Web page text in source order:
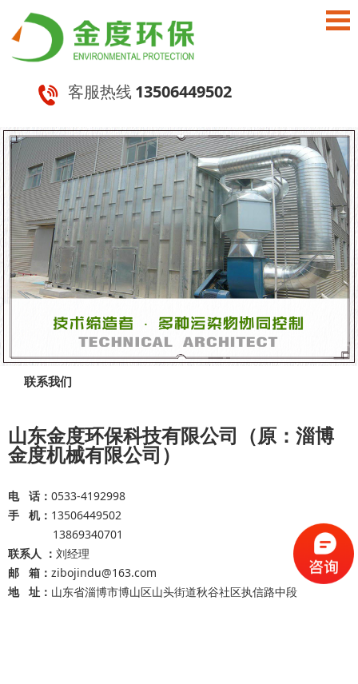
客服热线 13506449502
联系我们
山东金度环保科技有限公司（原：淄博
金度机械有限公司）
电 话： 0533-4192998
手 机： 13506449502
13869340701
联系人 ： 刘经理
邮 箱： zibojindu@163.com
地 址： 山东省淄博市博山区山头街道秋谷社区执信路中段